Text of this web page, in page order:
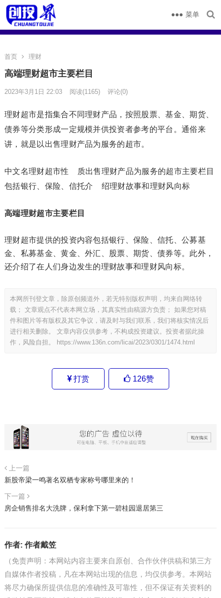
菜单
首页 理财
高端理财超市主要栏目
2023年3月1日 22:03 阅读(1165) 评论(0)
理财超市是指集合不同理财产品，按照股票、基金、期货、
债券等分类形成一定规模并供投资者参考的平台。通俗来
讲，就是以出售理财产品为服务的超市。
中文名理财超市性 质出售理财产品为服务的超市主要栏目
包括银行、保险、信托介 绍理财故事和理财风向标
高端理财超市主要栏目
理财超市提供的投资内容包括银行、保险、信托、公募基
金、私募基金、黄金、外汇、股票、期货、债券等。此外，
还介绍了在人们身边发生的理财故事和理财风向标。
本网所刊登文章，除原创频道外，若无特别版权声明，均来自网络转
载； 文章观点不代表本网立场，其真实性由稿源方负责； 如果您对稿
件和图片等有版权及其它争议，请及时与我们联系，我们将核实情况后
进行相关删除。 文章内容仅供参考，不构成投资建议。投资者据此操
作，风险自担。
https://www.136n.com/licai/2023/0301/1474.html
打赏 126赞
上一篇
新股帝梁一鸣著名双栖专家称号哪里来的！
下一篇
房企销售排名大洗牌，保利拿下第一碧桂园退居第三
作者: 作者戴笠
（免责声明：本网站内容主要来自原创、合作伙伴供稿和第三方
自媒体作者投稿，凡在本网站出现的信息，均仅供参考。本网站
将尽力确保所提供信息的准确性及可靠性，但不保证有关资料的